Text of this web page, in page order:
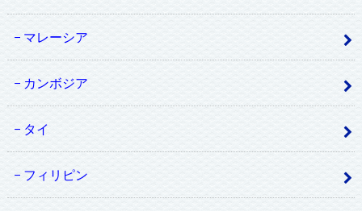
マレーシア
カンボジア
タイ
フィリピン